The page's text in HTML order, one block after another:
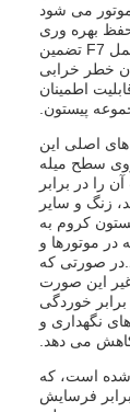
می شود
بهره وری
بهینه موتور و کاهش فرسایش ضروری است.تحمل F7 تضمین
خطر خرابی
اطمینان
پیستون.
اصلی این
سطح میله
را در برابر
زنگ و سایر
کروم به
در موتورها و
صورتی که
این صورت
خوردگی
نگهداری و
می دهد.
شده است، که
فرسایش